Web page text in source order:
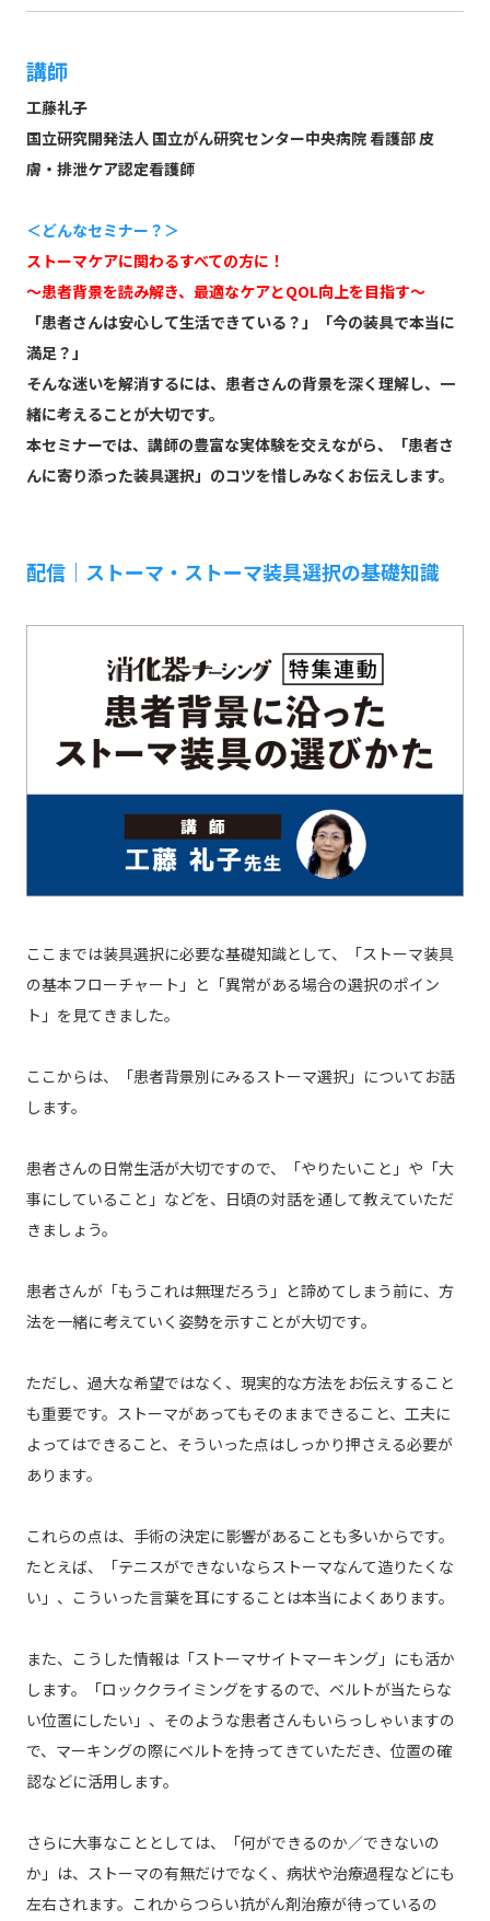
講師
工藤礼子
国立研究開発法人 国立がん研究センター中央病院 看護部 皮
膚・排泄ケア認定看護師
＜どんなセミナー？＞
ストーマケアに関わるすべての方に！
～患者背景を読み解き、最適なケアとQOL向上を目指す～
「患者さんは安心して生活できている？」「今の装具で本当に
満足？」
そんな迷いを解消するには、患者さんの背景を深く理解し、一
緒に考えることが大切です。
本セミナーでは、講師の豊富な実体験を交えながら、「患者さ
んに寄り添った装具選択」のコツを惜しみなくお伝えします。
配信｜ストーマ・ストーマ装具選択の基礎知識
ここまでは装具選択に必要な基礎知識として、「ストーマ装具
の基本フローチャート」と「異常がある場合の選択のポイン
ト」を見てきました。
ここからは、「患者背景別にみるストーマ選択」についてお話
します。
患者さんの日常生活が大切ですので、「やりたいこと」や「大
事にしていること」などを、日頃の対話を通して教えていただ
きましょう。
患者さんが「もうこれは無理だろう」と諦めてしまう前に、方
法を一緒に考えていく姿勢を示すことが大切です。
ただし、過大な希望ではなく、現実的な方法をお伝えすること
も重要です。ストーマがあってもそのままできること、工夫に
よってはできること、そういった点はしっかり押さえる必要が
あります。
これらの点は、手術の決定に影響があることも多いからです。
たとえば、「テニスができないならストーマなんて造りたくな
い」、こういった言葉を耳にすることは本当によくあります。
また、こうした情報は「ストーマサイトマーキング」にも活か
します。「ロッククライミングをするので、ベルトが当たらな
い位置にしたい」、そのような患者さんもいらっしゃいますの
で、マーキングの際にベルトを持ってきていただき、位置の確
認などに活用します。
さらに大事なこととしては、「何ができるのか／できないの
か」は、ストーマの有無だけでなく、病状や治療過程などにも
左右されます。これからつらい抗がん剤治療が待っているの